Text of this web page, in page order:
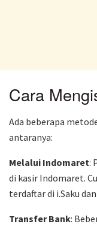
Cara
Ada beberapa
antaranya:
Melalui Indomaret:
di kasir Indomaret.
terdaftar di i.Saku
Transfer Bank: